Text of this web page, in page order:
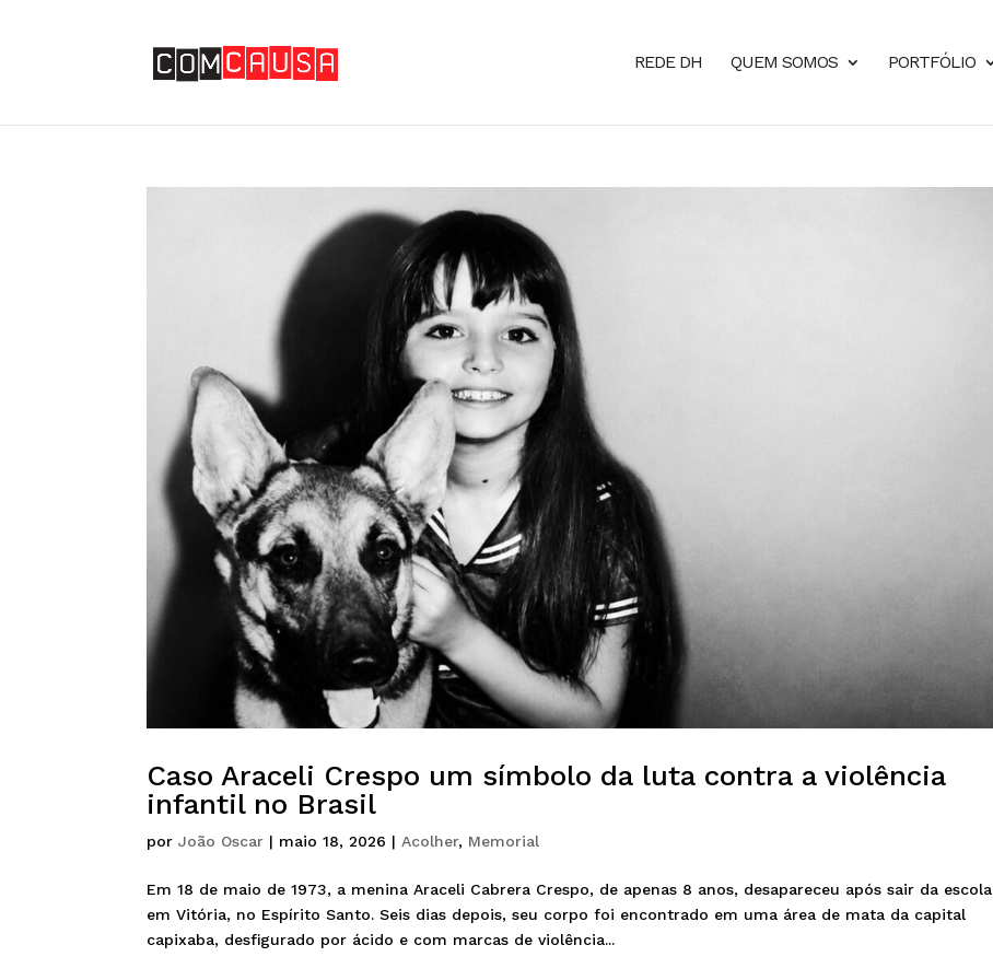
REDE DH QUEM SOMOS PORTFÓLIO
Caso Araceli Crespo um símbolo da luta contra a violência
infantil no Brasil
porJoão Oscar | maio 18, 2026 | Acolher, Memorial
Em 18 de maio de 1973, a menina Araceli Cabrera Crespo, de apenas 8 anos, desapareceu após sair da escola
em Vitória, no Espírito Santo. Seis dias depois, seu corpo foi encontrado em uma área de mata da capital
capixaba, desfigurado por ácido e com marcas de violência...